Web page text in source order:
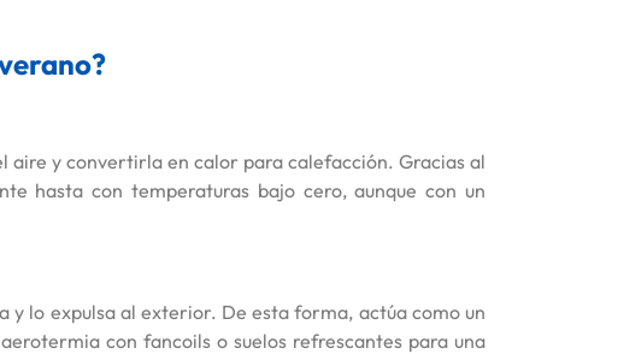
aire y convertirla en calor para calefacción. Gracias al
hasta con temperaturas bajo cero, aunque con un
lo expulsa al exterior. De esta forma, actúa como un
con fancoils o suelos refrescantes para una